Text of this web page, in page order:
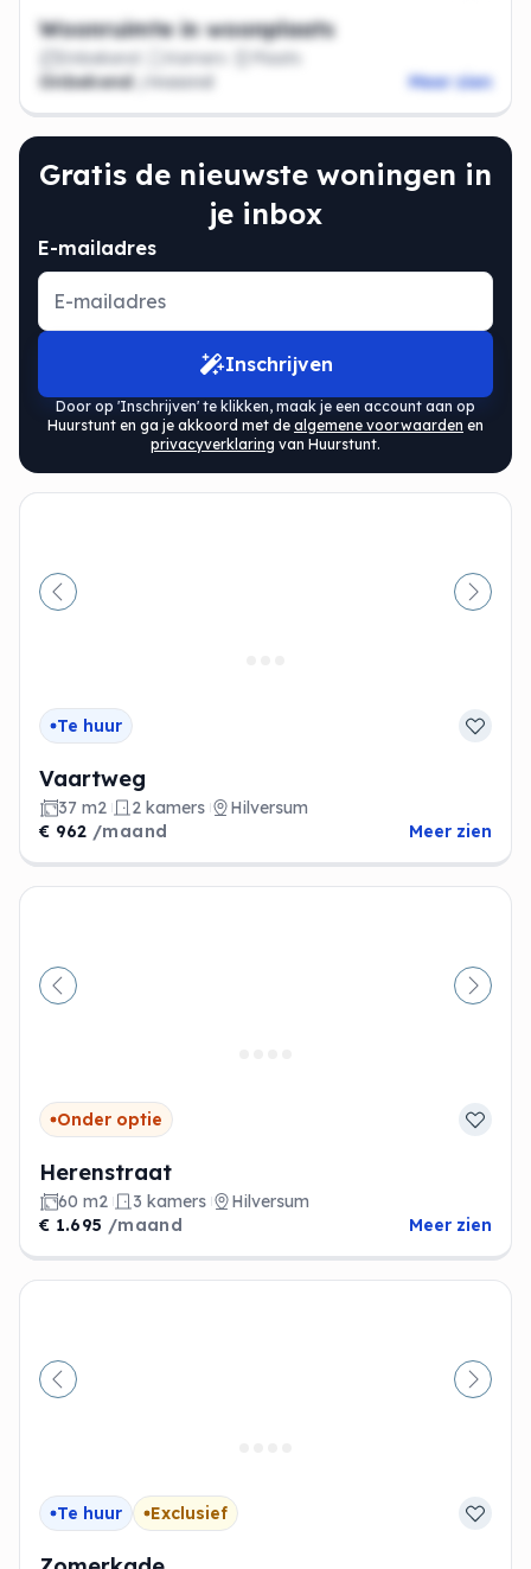
Woonruimte in woonplaats
Onbekend Kamers
Plaats
Onbekend
/maand Meer zien
Gratis de nieuwste woningen in
je inbox
E-mailadres
Inschrijven
Door op 'Inschrijven' te klikken, maak je een account aan op
Huurstunt en ga je akkoord met de algemene voorwaarden en
privacyverklaring van Huurstunt.
Vorige
Te huur
Vaartweg
37 m2 2 kamers
Hilversum
€ 962 /maand Meer zien
Vorige
Onder optie
Herenstraat
60 m2 3 kamers
Hilversum
€ 1.695 /maand Meer zien
Vorige
Te huur Exclusief